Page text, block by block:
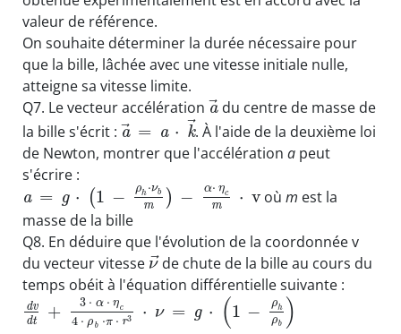
valeur de référence.
On souhaite déterminer la durée nécessaire pour
que la bille, lâchée avec une vitesse initiale nulle,
atteigne sa vitesse limite.
Q7. Le vecteur accélération a⃗du centre de masse de
la bille s'écrit : a⃗ = a ⋅ k⃗. À l'aide de la deuxième loi
de Newton, montrer que l'accélération a peut
s'écrire :
a = g ⋅ (1 − ρh ⋅νb
m ) − α⋅ ηc
m ⋅ v oùm est la
masse de la bille
Q8. En déduire que l'évolution de la coordonnée v
du vecteur vitesse ν⃗
de chute de la bille au cours du
temps obéit à l'équation différentielle suivante :
dv
dt + 3 ⋅ α ⋅ ηc
4 ⋅ ρ b ⋅π ⋅ r3 ⋅ ν = g ⋅ (1 − ρh
ρb )